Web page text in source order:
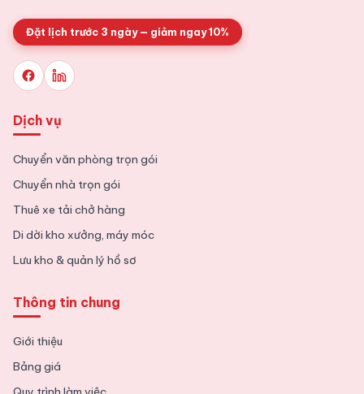
Đặt lịch trước 3 ngày — giảm ngay 10%
Dịch vụ
Chuyển văn phòng trọn gói
Chuyển nhà trọn gói
Thuê xe tải chở hàng
Di dời kho xưởng, máy móc
Lưu kho & quản lý hồ sơ
Thông tin chung
Giới thiệu
Bảng giá